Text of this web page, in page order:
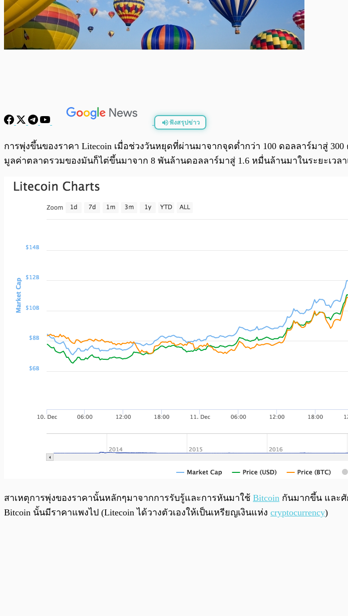
ฟังสรุปข่าว
พร้อมเล่น
การพุ่งขึ้นของราคา Litecoin เมื่อช่วงวันหยุดที่ผ่านมาจากจุดต่ำกว่า 100 ดอลลาร์มาสู่
มูลค่าตลาดรวมของมันก็ไต่ขึ้นมาจาก 8 พันล้านดอลลาร์มาสู่ 1.6 หมื่นล้านมาในระยะเวล
สาเหตุการพุ่งของราคานั้นหลักๆมาจากการรับรู้และการหันมาใช้ Bitcoin กันมากขึ้น และศั
Bitcoin นั้นมีราคาแพงไป (Litecoin ได้วางตัวเองให้เป็นเหรียญเงินแห่ง cryptocurrency)